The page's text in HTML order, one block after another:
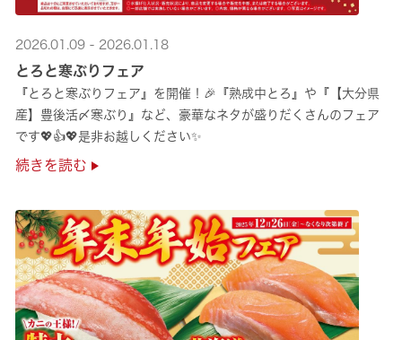
2026.01.09 - 2026.01.18
とろと寒ぶりフェア
『とろと寒ぶりフェア』を開催！🎉『熟成中とろ』や『【大分県
産】豊後活〆寒ぶり』など、豪華なネタが盛りだくさんのフェア
です💖👍💖是非お越しください✨
続きを読む